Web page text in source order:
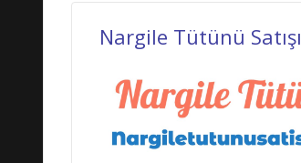
Nargile Tütünü Satışı